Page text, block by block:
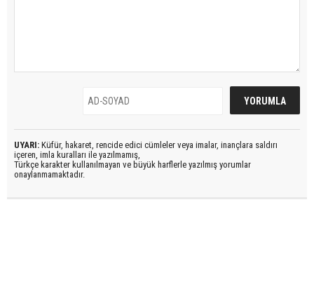
UYARI: Küfür, hakaret, rencide edici cümleler veya imalar, inançlara saldırı
içeren, imla kuralları ile yazılmamış,
Türkçe karakter kullanılmayan ve büyük harflerle yazılmış yorumlar
onaylanmamaktadır.